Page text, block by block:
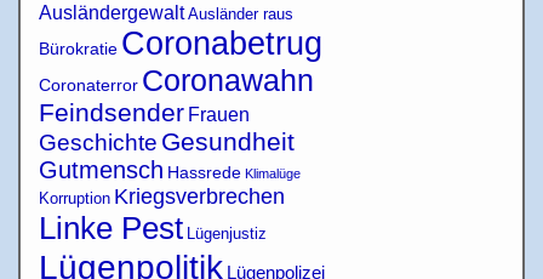
Ausländergewalt Ausländer raus
Bürokratie Coronabetrug
Coronaterror Coronawahn
Feindsender Frauen
Geschichte Gesundheit
Gutmensch Hassrede Klimalüge
Korruption Kriegsverbrechen
Linke Pest Lügenjustiz
Lügenpolitik Lügenpolizei